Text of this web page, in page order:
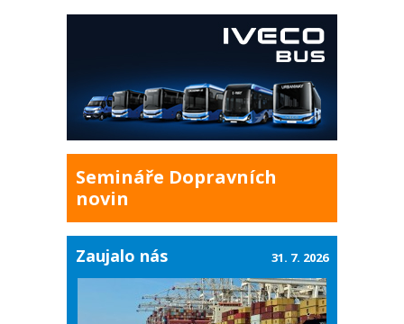
Semináře Dopravních
novin
Zaujalo nás 31. 7. 2026